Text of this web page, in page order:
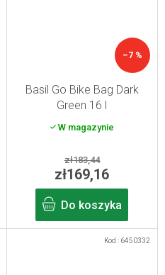
–7 %
Basil Go Bike Bag Dark
Green 16 l
W magazynie
zł183,44
zł169,16
Do koszyka
Kod : 6450332